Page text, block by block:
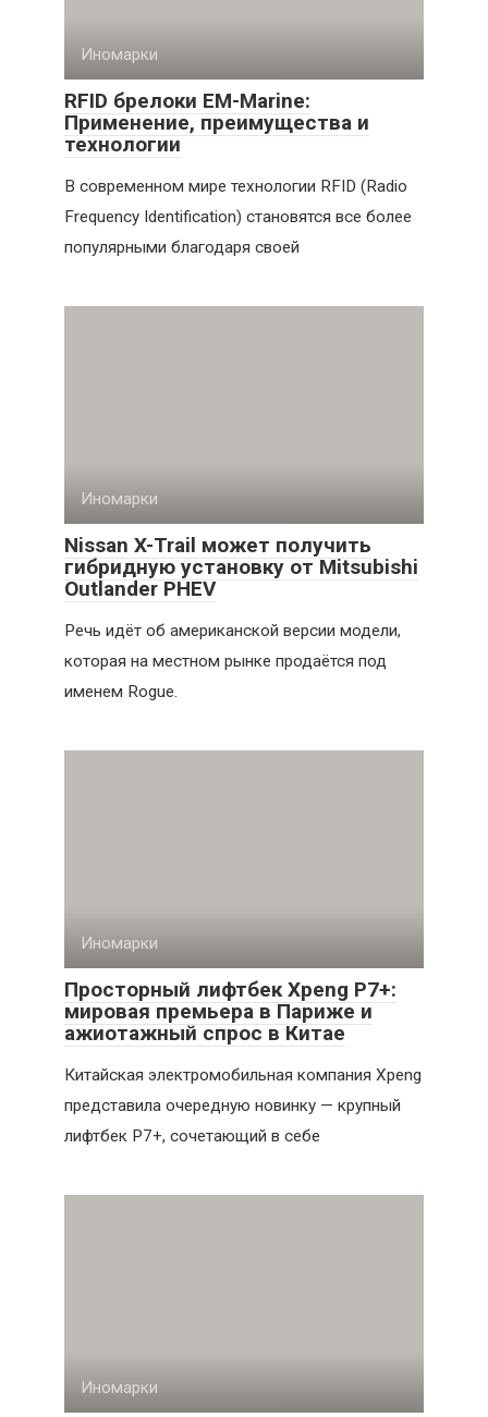
Иномарки
RFID брелоки EM-Marine:
Применение, преимущества и
технологии
В современном мире технологии RFID (Radio
Frequency Identification) становятся все более
популярными благодаря своей
Иномарки
Nissan X-Trail может получить
гибридную установку от Mitsubishi
Outlander PHEV
Речь идёт об американской версии модели,
которая на местном рынке продаётся под
именем Rogue.
Иномарки
Просторный лифтбек Xpeng P7+:
мировая премьера в Париже и
ажиотажный спрос в Китае
Китайская электромобильная компания Xpeng
представила очередную новинку — крупный
лифтбек P7+, сочетающий в себе
Иномарки